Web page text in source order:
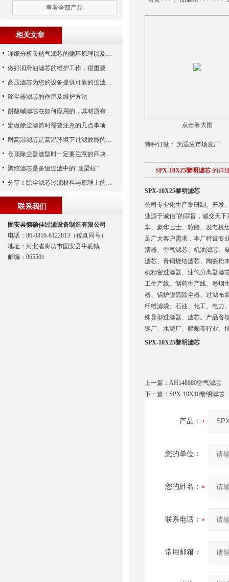
点击看大图
特种订做： 为适应市场发厂
SPX-10X25黎明滤芯 的详
SPX-10X25黎明滤芯
公司专业化生产集研制、开发
业源于诚信”的宗旨，诚交天
车、豪华巴士、轮船、发电机
足广大客户需求，本厂特设专
清器、空气滤芯、机油滤芯、
滤芯、青铜烧结滤芯、陶瓷粉
机精密过滤器、油气分离器滤
工生产线、制药生产线、卷烟
器、锅炉脱硫除尘器、过滤布
纤维滤袋、石油、化工、电力
殊异型过滤器、滤芯。产品各
钢厂、水泥厂、船舶等行业。
SPX-10X25黎明滤芯
上一篇： AH148880空气滤芯
下一篇： SPX-10X10黎明滤芯
产品：
您的单位：
您的姓名：
联系电话：
常用邮箱：
查看全部产品
相关文章
详细分析天然气滤芯的循环原理以及使用特性
做好润滑油滤芯的维护工作，很重要
高压滤芯为您的设备提供可靠的过滤保护
除尘器滤芯的作用及维护方法
耐酸碱滤芯在如何应用的，其材质有什么性能？
定做除尘滤筒时需要注意的几点事项
耐高温滤芯是高温环境下过滤效能的安全守护者
仓顶除尘器选型时一定要注意的四块内容
聚结滤芯是多级过滤中的“顶梁柱”
分享！除尘滤芯过滤材料与原理上的区别
联系我们
固安县慷硕佳过滤设备制造有限公司
电话：86-0316-6122813（传真同号）
地址：河北省廊坊市固安县牛驼镇
邮编：065501